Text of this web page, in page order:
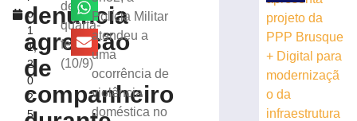
o
1
1,
2
0
2
5
denuncia
agressão
de
companheiro
desta
quarta-
feira
(10/9)
Polícia Militar
atendeu a
uma
ocorrência de
violência
doméstica no
cadáver
condenado
anos